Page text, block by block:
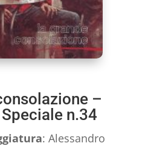
–
n.34
: Alessandro